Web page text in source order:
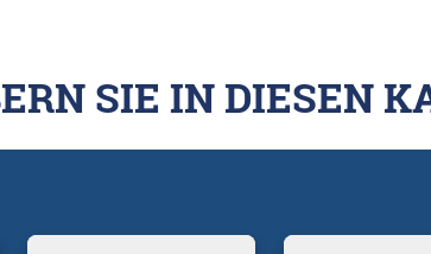
SIE IN DIESEN